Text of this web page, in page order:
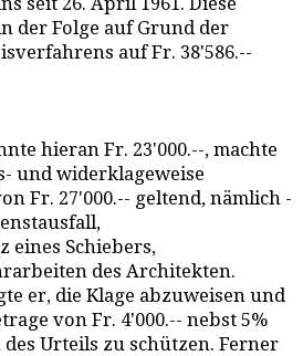
der Folge auf Grund der
auf Fr. 38'586.--
hieran Fr. 23'000.--, machte
und widerklageweise
Fr. 27'000.-- geltend, nämlich -
eines Schiebers,
des Architekten.
er, die Klage abzuweisen und
von Fr. 4'000.-- nebst 5%
Urteils zu schützen. Ferner